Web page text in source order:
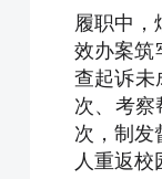
履职中，
效办案筑
查起诉未
次、考
次，制发
人重返校